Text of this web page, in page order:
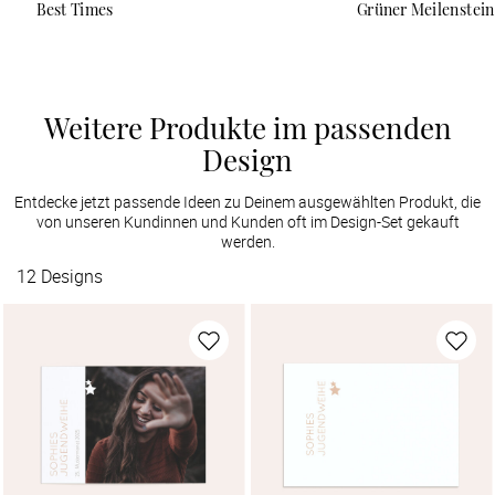
Best Times Grüner Meilenstein
Weitere Produkte im passenden
Design
Entdecke jetzt passende Ideen zu Deinem ausgewählten Produkt, die
von unseren Kundinnen und Kunden oft im Design-Set gekauft
werden.
12 Designs